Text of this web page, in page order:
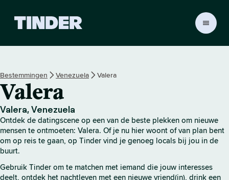
r
e
p
a
n
Bestemmingen Venezuela Valera
Valera
Valera, Venezuela
Ontdek de datingscene op een van de beste plekken om nieuwe
mensen te ontmoeten: Valera. Of je nu hier woont of van plan bent
om op reis te gaan, op Tinder vind je genoeg locals bij jou in de
buurt.
Gebruik Tinder om te matchen met iemand die jouw interesses
deelt, ontdek het nachtleven met een nieuwe vriend(in), drink een